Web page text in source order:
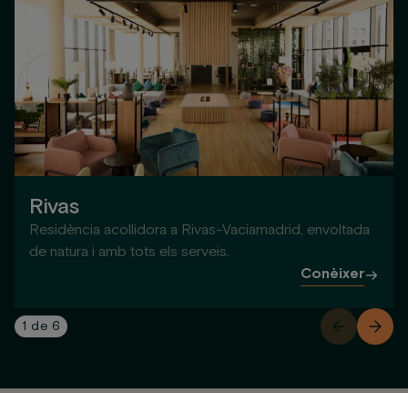
Rivas
Residència acollidora a Rivas-Vaciamadrid, envoltada
de natura i amb tots els serveis.
Conèixer
1 de 6